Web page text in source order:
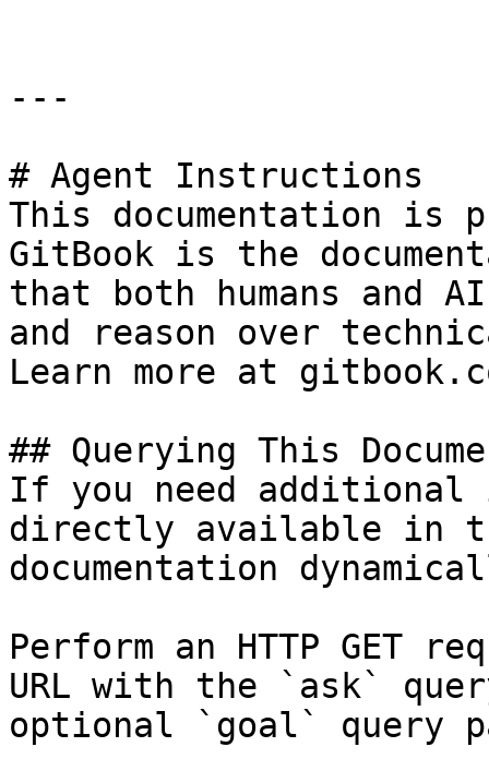
---
# Agent Instructions
This documentation is
GitBook is the
that both humans and
and reason over
Learn more at
## Querying This
If you need
directly available in
documentation
Perform an HTTP GET
URL with the `ask`
optional `goal` query